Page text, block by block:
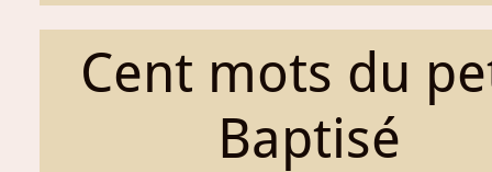
Cent mots du
Baptisé